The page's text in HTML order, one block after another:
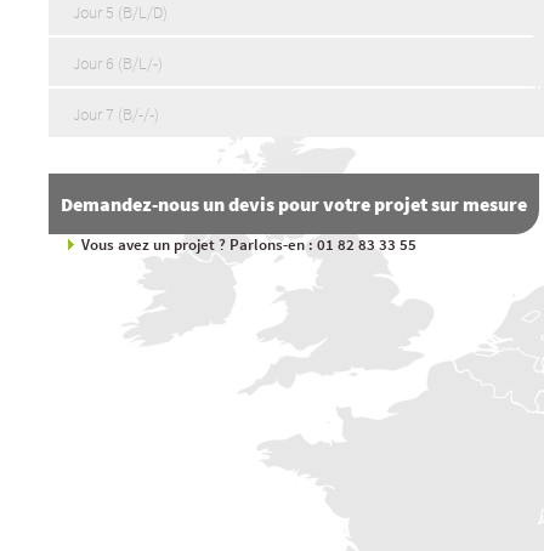
Jour 5 (B/L/D)
Jour 6 (B/L/-)
Jour 7 (B/-/-)
Demandez-nous un devis pour votre projet sur mesure
Vous avez un projet ? Parlons-en : 01 82 83 33 55